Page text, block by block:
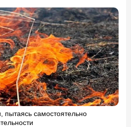
пытаясь самостоятельно